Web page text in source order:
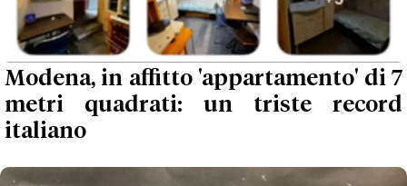
Modena, in affitto 'appartamento' di 7
metri quadrati: un triste record
italiano